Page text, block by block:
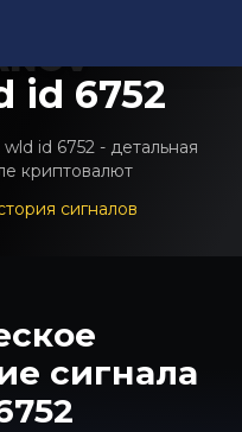
id 6752
id 6752 - детальная
криптовалют
сигналов
сигнала